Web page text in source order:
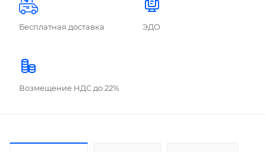
Бесплатная доставка ЭДО
Возмещение НДС до 22%